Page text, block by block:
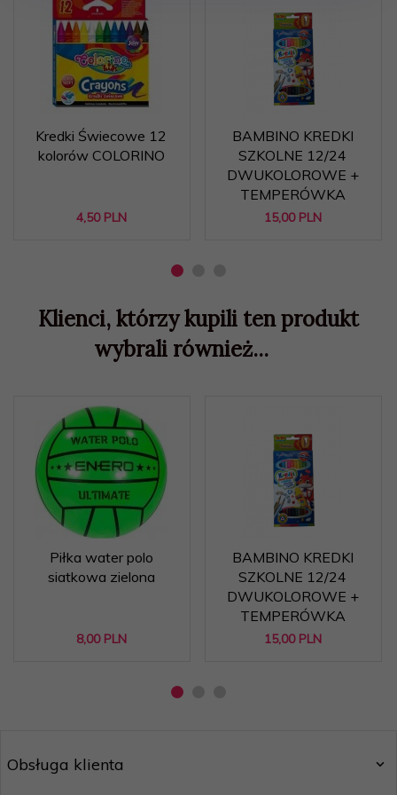
Kredki Świecowe 12
kolorów COLORINO
4,50 PLN
BAMBINO KREDKI
SZKOLNE 12/24
DWUKOLOROWE +
TEMPERÓWKA
15,00 PLN
Klienci, którzy kupili ten produkt
wybrali również...
Piłka water polo
siatkowa zielona
8,00 PLN
BAMBINO KREDKI
SZKOLNE 12/24
DWUKOLOROWE +
TEMPERÓWKA
15,00 PLN
Obsługa klienta